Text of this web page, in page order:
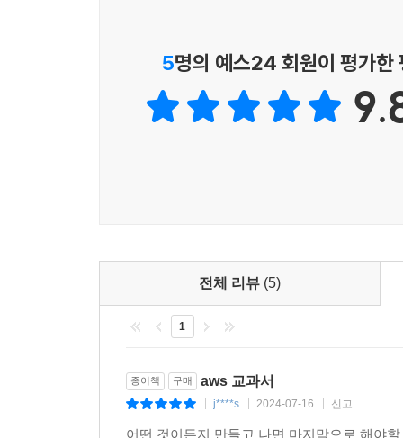
5명의 예스24 회원이 평가한
전체 리뷰 (5)
1
종이책 구매 aws 교과서
j****s 2024-07-16 신고
어떤 것이든지 만들고 나면 마지막으로 해야